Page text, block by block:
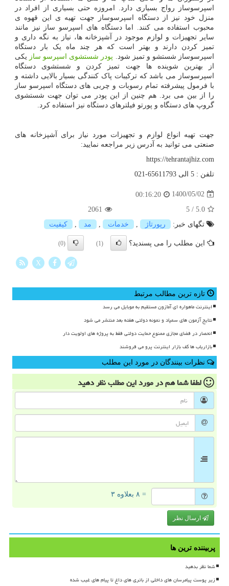
اسپرسوساز رواج بسیاری دارد. امروزه حتی بسیاری از افراد در
منزل خود نیز از دستگاه اسپرسوساز جهت تهیه ی این قهوه ی
محبوب استفاده می کنند. اما دستگاه های اسپرسو ساز نیز مانند
سایر تجهیزات و لوازم موجود در آشپزخانه ها، نیاز به نگه داری و
تمیز کردن دارند و بهتر است که هر چند ماه یک بار دستگاه
اسپرسوساز شستشو و تمیز شود. پودر شستشوی اسپرسو ساز یکی
از بهترین شوینده ها جهت تمیز کردن و شستشوی دستگاه
اسپرسوساز می باشد که ترکیبات پاک کنندگی بسیار بالایی داشته و
با فرمول پیشرفته تمام رسوبات و چربی های دستگاه اسپرسو ساز
را از بین می برد. هم چنین از این پودر می توان جهت شستشوی
گروپ های دستگاه و پورتو فیلترهای دستگاه نیز استفاده کرد.
جهت تهیه انواع لوازم و تجهیزات مورد نیاز برای آشپزخانه های
صنعتی می توانید به آدرس زیر مراجعه نمایید:
https://tehrantajhiz.com
تلفن : 5 الی 65611793-021
1400/05/02
00:16:20
5.0
/
5
2061
تگهای خبر:
رپورتاژ , خدمات , مد , كیفیت
این مطلب را می پسندید؟ (1)
(0)
X
تازه ترین مطالب مرتبط
اینترنت ماهواره ای آمازون مستقیم به موبایل می رسد
نتایج آزمون های سمپاد و نمونه دولتی هفته بعد منتشر می شود
انحصار در فضای مجازی ممنوع حمایت دولتی فقط به پروژه های اولویت دار
بازاریاب ها کف بازار اینترنت پرو می فروشند
نظرات بینندگان در مورد این مطلب
لطفا شما همدر مورد این مطلبنظر دهید
= ۸ بعلاوه ۳
ارسال نظر
پربیننده ترین ها
شما نظر بدهید
زیر پوست پیامرسان های داخلی از باتری های داغ تا پیام های غیب شده